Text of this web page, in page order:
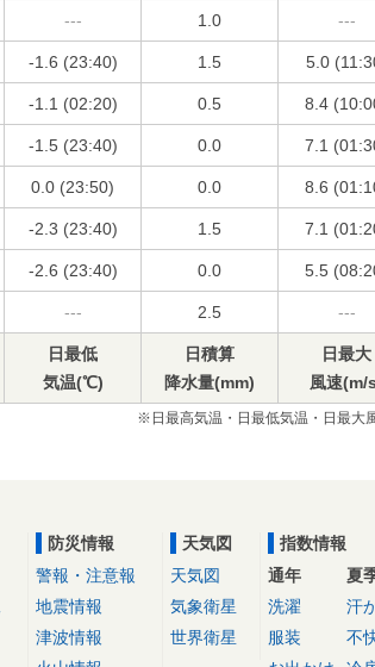
--- 1.0 ---
-1.6 (23:40) 1.5 5.0
-1.1 (02:20) 0.5 8.4
-1.5 (23:40) 0.0 7.1
0.0 (23:50) 0.0 8.6
-2.3 (23:40) 1.5 7.1
-2.6 (23:40) 0.0 5.5
--- 2.5 ---
日最低
気温(℃)
日積算
降水量(mm)
日最大
風速(m/
※日最高気温・日最低気温・日最大
防災情報
警報・注意報
地震情報
津波情報
天気図
天気図
気象衛星
世界衛星
指数情報
通年
洗濯
服装
夏
汗
不